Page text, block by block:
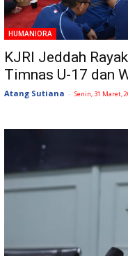
HUMANIORA
KJRI Jeddah
Timnas U-17 dan
Atang Sutiana - Senin, 31 Maret,